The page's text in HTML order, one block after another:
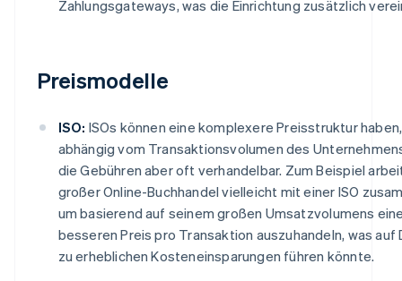
Zahlungsgateways, was die Einrichtung zusätzlich
Preismodelle
ISO: ISOs können eine komplexere Preisstruktur haben,
abhängig vom Transaktionsvolumen des
die Gebühren aber oft verhandelbar. Zum Beispiel
großer Online-Buchhandel vielleicht mit einer ISO
um basierend auf seinem großen Umsatzvolumens
besseren Preis pro Transaktion auszuhandeln, was auf
zu erheblichen Kosteneinsparungen führen könnte.